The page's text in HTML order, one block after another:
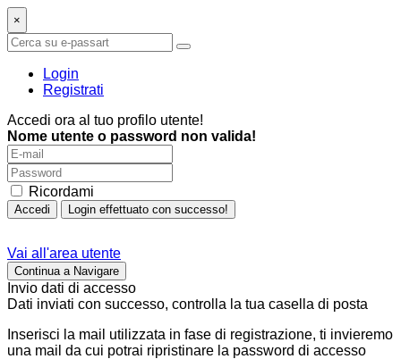
×
Login
Registrati
Accedi ora al tuo profilo utente!
Nome utente o password non valida!
Ricordami
Accedi Login effettuato con successo!
Vai all'area utente
Continua a Navigare
Invio dati di accesso
Dati inviati con successo, controlla la tua casella di posta
Inserisci la mail utilizzata in fase di registrazione, ti invieremo
una mail da cui potrai ripristinare la password di accesso